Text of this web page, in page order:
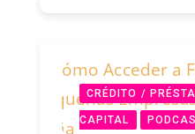
CRÉDITO /
CAPITAL